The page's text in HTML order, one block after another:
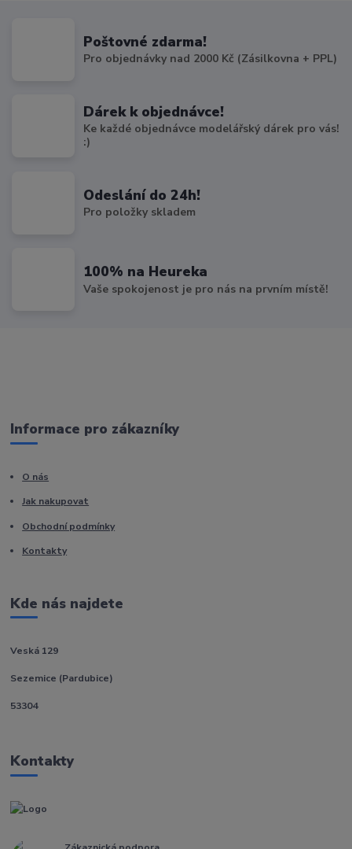
Poštovné zdarma!
Pro objednávky nad 2000 Kč (Zásilkovna + PPL)
Dárek k objednávce!
Ke každé objednávce modelářský dárek pro vás!
:)
Odeslání do 24h!
Pro položky skladem
100% na Heureka
Vaše spokojenost je pro nás na prvním místě!
Informace pro zákazníky
O nás
Jak nakupovat
Obchodní podmínky
Kontakty
Kde nás najdete
Veská 129
Sezemice (Pardubice)
53304
Kontakty